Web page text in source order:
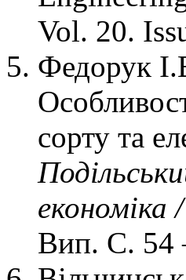
Vol. 20.
Федорук
сорту та
економіка /
Вип. С. 54